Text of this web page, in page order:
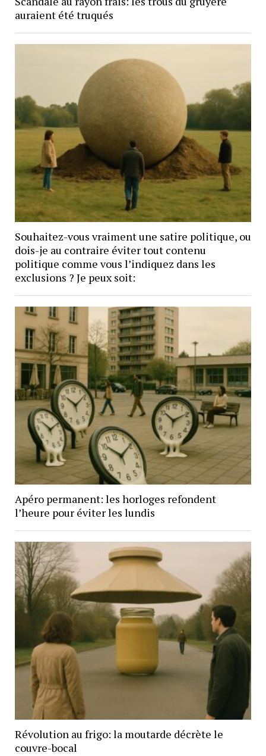
auraient été truqués
Souhaitez-vous vraiment une satire politique, ou
dois-je au contraire éviter tout contenu
politique comme vous l’indiquez dans les
exclusions ? Je peux soit:
Apéro permanent: les horloges refondent
l’heure pour éviter les lundis
Révolution au frigo: la moutarde décrète le
couvre-bocal